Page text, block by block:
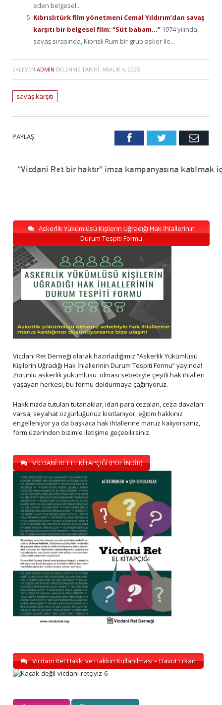
eden belgesel...
Kıbrıslıtürk film yönetmeni Cemal Yıldırım’dan savaş
karşıtı bir belgesel film: “Süt babam…” 1974 yılında,
savaş sırasında, Kıbrıslı Rum bir grup asker ile...
EKLEYEN ADMIN EKLENME TARIHI: ARALIK 4, 2025
savaş karşıtı
PAYLAŞ. FacebookTwitter Email
Askerlik Yükümlüsü Kişilerin Uğradığı Hak İhlallerinin
Durum Tespiti Formu
Vicdani Ret Derneği olarak hazırladığımız “Askerlik Yükümlüsü
Kişilerin Uğradığı Hak İhlallerinin Durum Tespiti Formu” yayında!
Zorunlu askerlik yükümlüsü olması sebebiyle çeşitli hak ihlalleri
yaşayan herkesi, bu formu doldurmaya çağırıyoruz.
Hakkınızda tutulan tutanaklar, idari para cezaları, ceza davaları
varsa; seyahat özgürlüğünüz kısıtlanıyor, eğitim hakkınız
engelleniyor ya da başkaca hak ihlallerine maruz kalıyorsanız,
form üzerinden bizimle iletişime geçebilirsiniz.
VİCDANİ RET EL KİTAPÇIĞI (PDF İNDİR)
Vicdani Ret Hakkı ve Hakkın Kullanılması – Davut Erkan